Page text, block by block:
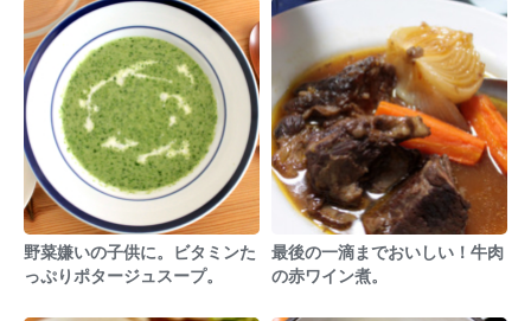
野菜嫌いの子供に。ビタミンた
っぷりポタージュスープ。
最後の一滴までおいしい！牛肉
の赤ワイン煮。